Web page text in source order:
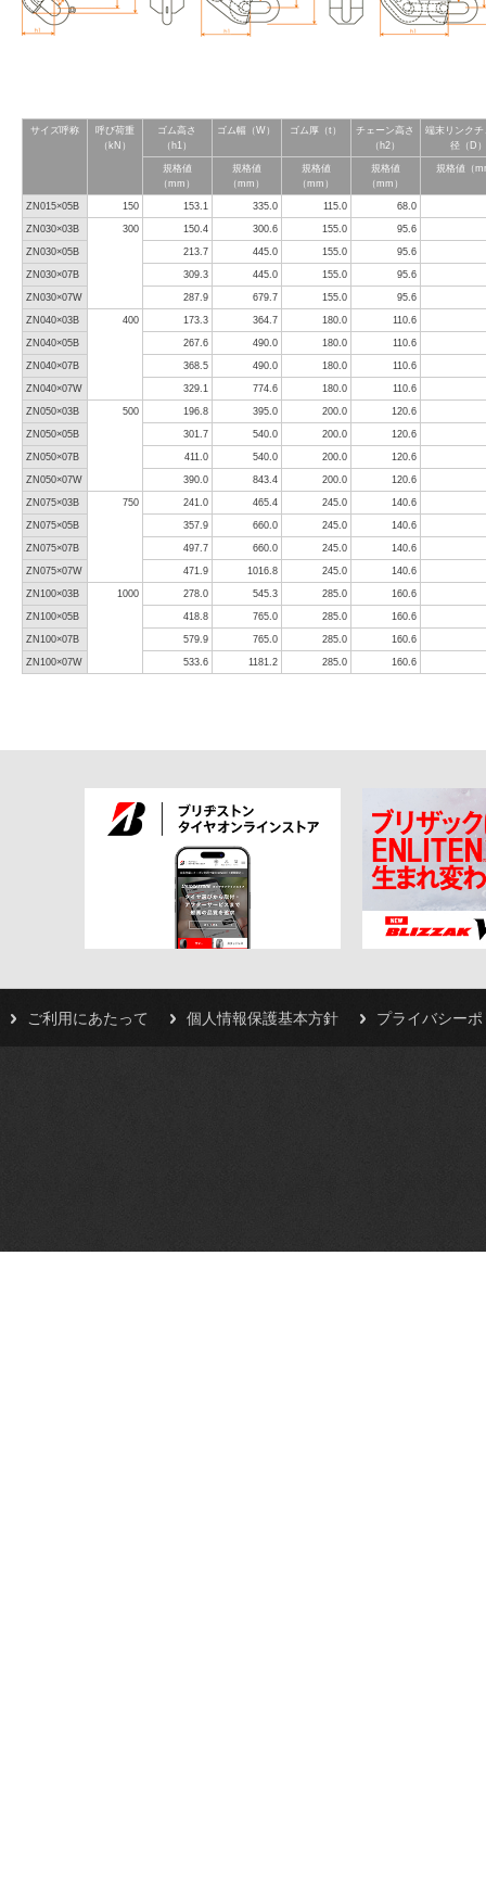
サイズ呼称
呼び荷重
（kN）
ゴム高さ
（h1）
ゴム幅（W） ゴム厚（t）
チェーン高さ
（h2）
端末リンクチ
径（D
規格値
（mm）
規格値
（mm）
規格値
（mm）
規格値
（mm）
規格値（
ZN015×05B 150 153.1 335.0 115.0 68.0
ZN030×03B 300 150.4 300.6 155.0 95.6
ZN030×05B 213.7 445.0 155.0 95.6
ZN030×07B 309.3 445.0 155.0 95.6
ZN030×07W 287.9 679.7 155.0 95.6
ZN040×03B 400 173.3 364.7 180.0 110.6
ZN040×05B 267.6 490.0 180.0 110.6
ZN040×07B 368.5 490.0 180.0 110.6
ZN040×07W 329.1 774.6 180.0 110.6
ZN050×03B 500 196.8 395.0 200.0 120.6
ZN050×05B 301.7 540.0 200.0 120.6
ZN050×07B 411.0 540.0 200.0 120.6
ZN050×07W 390.0 843.4 200.0 120.6
ZN075×03B 750 241.0 465.4 245.0 140.6
ZN075×05B 357.9 660.0 245.0 140.6
ZN075×07B 497.7 660.0 245.0 140.6
ZN075×07W 471.9 1016.8 245.0 140.6
ZN100×03B 1000 278.0 545.3 285.0 160.6
ZN100×05B 418.8 765.0 285.0 160.6
ZN100×07B 579.9 765.0 285.0 160.6
ZN100×07W 533.6 1181.2 285.0 160.6
ご利用にあたって 個人情報保護基本方針 プライバシー